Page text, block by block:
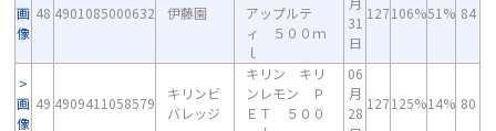
画
像
48 4901085000632 伊藤園
アップルテ
ィ ５００ｍ
ｌ
31
日
127106%51% 84
画
像
49 4909411058579
キリンビ
バレッジ
キリン キリ
ンレモン Ｐ
ＥＴ ５００
06
月
28
127125%14% 80